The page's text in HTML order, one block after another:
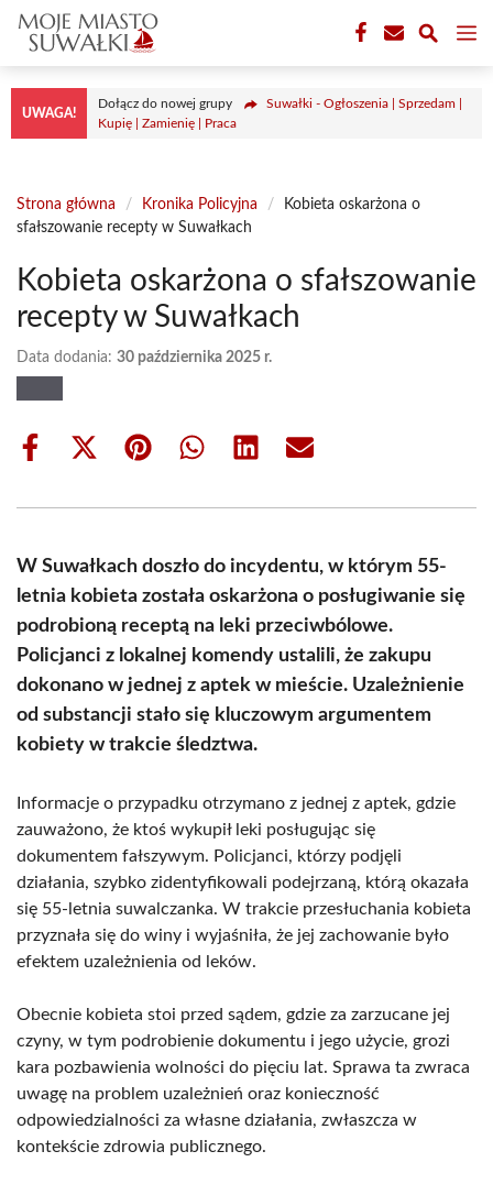
Przejdź
treści
UWAGA!
Dołącz do nowej grupy
Suwałki - Ogłoszenia | Sprzedam |
Kupię | Zamienię | Praca
Strona główna / Kronika Policyjna /
Kobieta oskarżona o
sfałszowanie recepty w Suwałkach
Kobieta oskarżona o sfałszowanie
recepty w Suwałkach
Data dodania: 30 października 2025 r.
Share
Share
(Twitter)
Share Share Share Share
W Suwałkach doszło do incydentu, w którym 55-
letnia kobieta została oskarżona o posługiwanie się
podrobioną receptą na leki przeciwbólowe.
Policjanci z lokalnej komendy ustalili, że zakupu
dokonano w jednej z aptek w mieście. Uzależnienie
od substancji stało się kluczowym argumentem
kobiety w trakcie śledztwa.
Informacje o przypadku otrzymano z jednej z aptek, gdzie
zauważono, że ktoś wykupił leki posługując się
dokumentem fałszywym. Policjanci, którzy podjęli
działania, szybko zidentyfikowali podejrzaną, którą okazała
się 55-letnia suwalczanka. W trakcie przesłuchania kobieta
przyznała się do winy i wyjaśniła, że jej zachowanie było
efektem uzależnienia od leków.
Obecnie kobieta stoi przed sądem, gdzie za zarzucane jej
czyny, w tym podrobienie dokumentu i jego użycie, grozi
kara pozbawienia wolności do pięciu lat. Sprawa ta zwraca
uwagę na problem uzależnień oraz konieczność
odpowiedzialności za własne działania, zwłaszcza w
kontekście zdrowia publicznego.